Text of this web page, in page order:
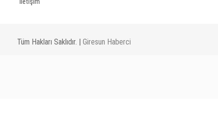
Tüm Hakları Saklıdır. | Giresun Haberci